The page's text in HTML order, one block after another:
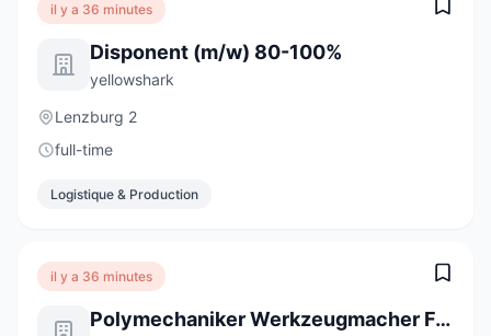
il y a 36 minutes
Disponent (m/w) 80-100%
yellowshark
Lenzburg 2
full-time
Logistique & Production
il y a 36 minutes
Polymechaniker Werkzeugmacher Formenbau 100% (m/w/d)